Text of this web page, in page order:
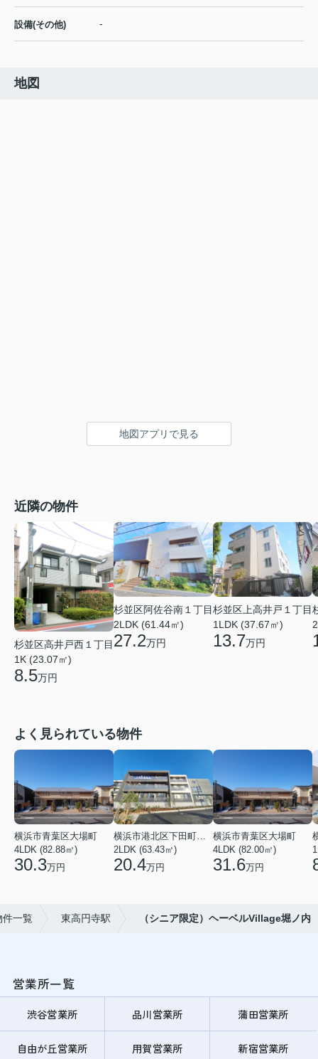
設備(その他) -
地図
地図アプリで見る
近隣の物件
杉並区高井戸西１丁目
1K (23.07㎡)
8.5万円
杉並区阿佐谷南１丁目
2LDK (61.44㎡)
27.2万円
杉並区上高井戸１丁目
1LDK (37.67㎡)
13.7万円
よく見られている物件
横浜市青葉区大場町
4LDK (82.88㎡)
30.3万円
2LDK (63.43㎡)
20.4万円
横浜市青葉区大場町
4LDK (82.00㎡)
31.6万円
件一覧 東高円寺駅 （シニア限定）ヘーベルVillage堀ノ内
営業所一覧
渋谷営業所 品川営業所 蒲田営業所
自由が丘営業所 用賀営業所 新宿営業所